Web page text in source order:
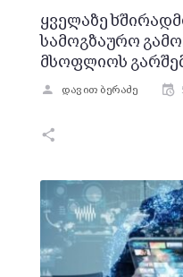
ყველაზე
სამოგზაურო
მსოფლიოს
დავით ბერაძე